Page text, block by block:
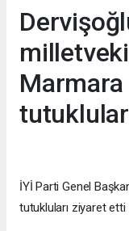
Marmara
İYİ Parti Genel
tutukluları ziyaret etti